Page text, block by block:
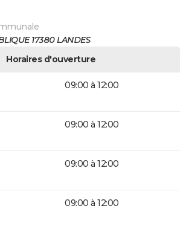
17380 LANDES
Horaires d'ouverture
09:00 à 12:00
09:00 à 12:00
09:00 à 12:00
09:00 à 12:00